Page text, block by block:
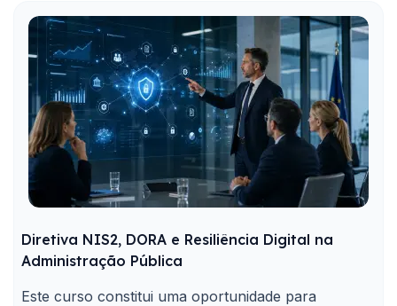
Diretiva NIS2, DORA e Resiliência Digital na
Administração Pública
Este curso constitui uma oportunidade para